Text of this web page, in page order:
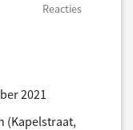
Reacties
2021
(Kapelstraat,